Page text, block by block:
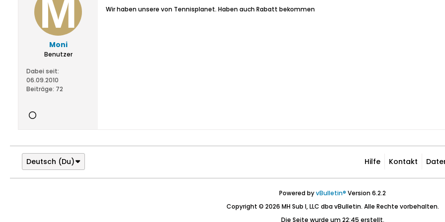
Moni
Benutzer
Dabei seit:
06.09.2010
Beiträge: 72
Wir haben unsere von Tennisplanet. Haben auch Rabatt bekommen
Deutsch (Du) Hilfe Kontakt
Powered byvBulletin® Version 6.2.2
Copyright © 2026 MH Sub I, LLC dba vBulletin. Alle Rechte vorbehalten.
Die Seite wurde um 22:45 erstellt.